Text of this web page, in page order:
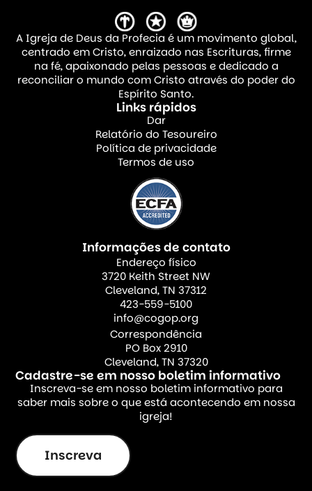
A Igreja de Deus da Profecia é um movimento global,
centrado em Cristo, enraizado nas Escrituras, firme
na fé, apaixonado pelas pessoas e dedicado a
reconciliar o mundo com Cristo através do poder do
Espírito Santo.
Links rápidos
Dar
Relatório do Tesoureiro
Política de privacidade
Termos de uso
Informações de contato
Endereço físico
3720 Keith Street NW
Cleveland, TN 37312
423-559-5100
info@cogop.org
Correspondência
PO Box 2910
Cleveland, TN 37320
Cadastre-se em nosso boletim informativo
Inscreva-se em nosso boletim informativo para
saber mais sobre o que está acontecendo em nossa
igreja!
Inscreva